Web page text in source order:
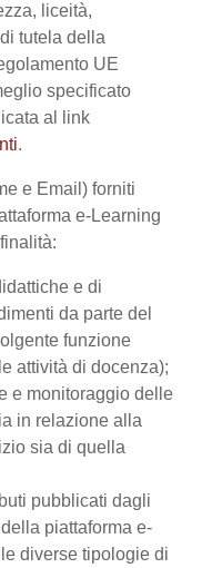
liceità,
tutela della
UE
specificato
al link
.
e Email) forniti
e-Learning
e di
da parte del
funzione
attività di docenza);
e monitoraggio delle
in relazione alla
sia di quella
pubblicati dagli
piattaforma e-
diverse tipologie di